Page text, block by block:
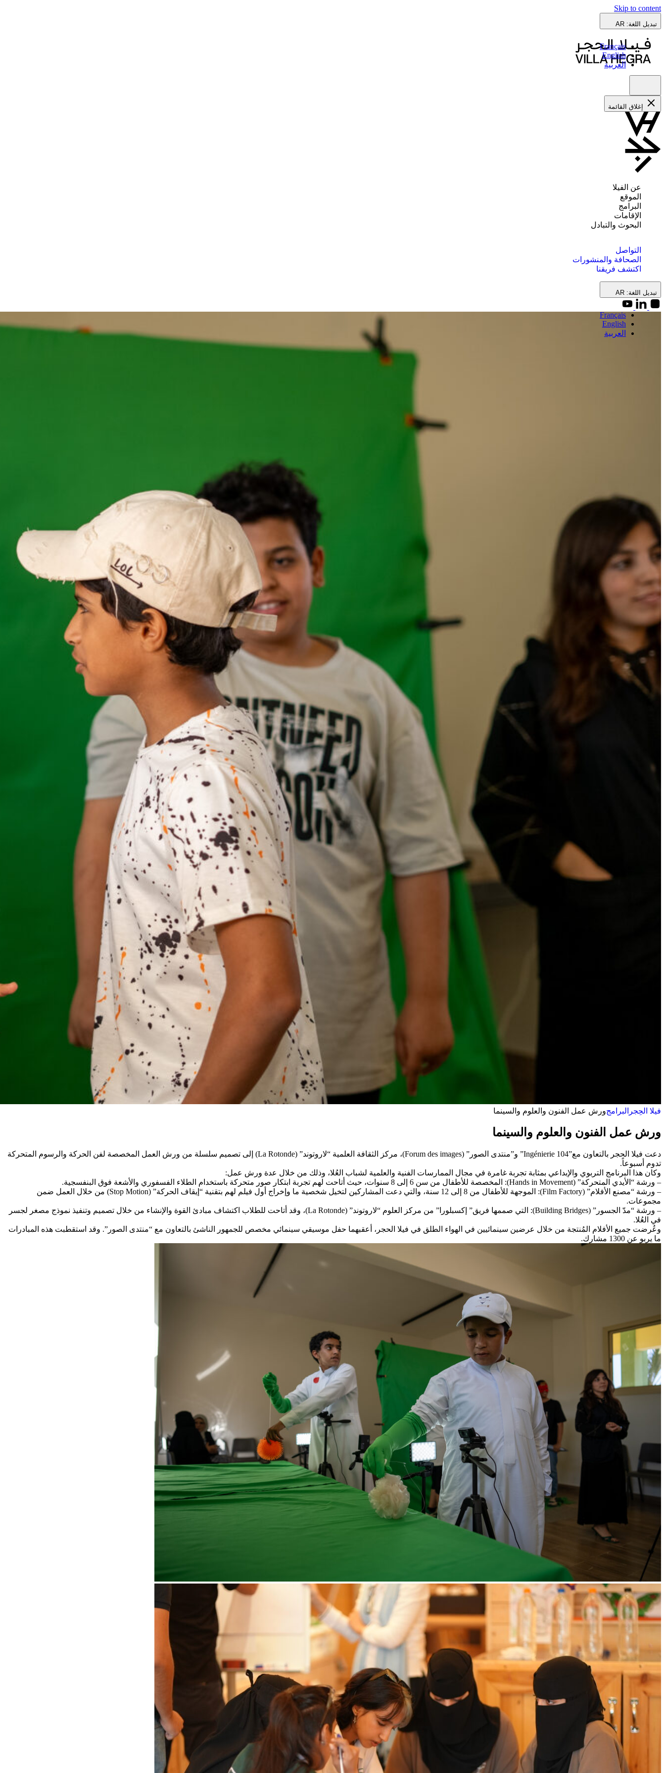
Skip to content
تبديل اللغة: AR
Français
English
العربية
إغلاق القائمة
عن الفيلا
الموقع
البرامج
الإقامات
البحوث والتبادل
التواصل
الصحافة والمنشورات
اكتشف فريقنا
تبديل اللغة: AR
Français
English
العربية
فيلا الحِجر البرامجورش عمل الفنون والعلوم والسينما
ورش عمل الفنون والعلوم والسينما
دعت فيلا الحجر بالتعاون مع”104 Ingénierie” و”منتدى الصور” (Forum des images)، مركز الثقافة العلمية “لاروتوند” (La Rotonde) إلى تصميم سلسلة من ورش العمل المخصصة لفن الحركة والرسوم المتحركة
تدوم أسبوعاً.
وكان هذا البرنامج التربوي والإبداعي بمثابة تجربة غامرة في مجال الممارسات الفنية والعلمية لشباب العُلا، وذلك من خلال عدة ورش عمل:
– ورشة “الأيدي المتحركة” (Hands in Movement): المخصصة للأطفال من سن 6 إلى 8 سنوات، حيث أتاحت لهم تجربة ابتكار صور متحركة باستخدام الطلاء الفسفوري والأشعة فوق البنفسجية.
– ورشة “مصنع الأفلام” (Film Factory): الموجهة للأطفال من 8 إلى 12 سنة، والتي دعت المشاركين لتخيل شخصية ما وإخراج أول فيلم لهم بتقنية “إيقاف الحركة” (Stop Motion) من خلال العمل ضمن
مجموعات.
– ورشة “مدّ الجسور” (Building Bridges): التي صممها فريق” إكسبلورا” من مركز العلوم “لاروتوند” (La Rotonde)، وقد أتاحت للطلاب اكتشاف مبادئ القوة والإنشاء من خلال تصميم وتنفيذ نموذج مصغر لجسر
في العُلا.
وعُرضت جميع الأفلام المُنتجة من خلال عرضين سينمائيين في الهواء الطلق في فيلا الحجر، أعقبهما حفل موسيقي سينمائي مخصص للجمهور الناشئ بالتعاون مع “منتدى الصور”. وقد استقطبت هذه المبادرات
ما يربو عن 1300 مشارك.